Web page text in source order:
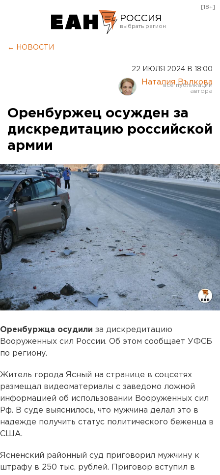
РОССИЯ
Курган
Оренбург
[18+]
← НОВОСТИ
22 ИЮЛЯ 2024 В 18:00
Наталия Вълкова
Оренбуржец осужден за
дискредитацию российской
армии
Оренбуржца осудили за дискредитацию
Вооруженных сил России. Об этом сообщает УФСБ
по региону.
Житель города Ясный на странице в соцсетях
размещал видеоматериалы с заведомо ложной
информацией об использовании Вооруженных сил
Рф. В суде выяснилось, что мужчина делал это в
надежде получить статус политического беженца в
США.
Ясненский районный суд приговорил мужчину к
штрафу в 250 тыс. рублей. Приговор вступил в